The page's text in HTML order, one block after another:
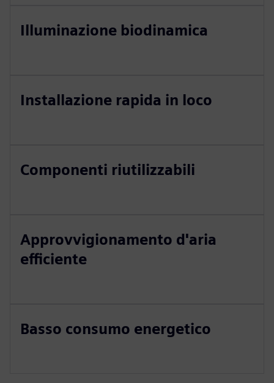
Illuminazione biodinamica
Installazione rapida in loco
Componenti riutilizzabili
Approvvigionamento d'aria
efficiente
Basso consumo energetico